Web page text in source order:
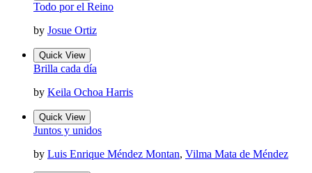
Todo por el Reino
by Josue Ortiz
Quick View
Brilla cada día
by Keila Ochoa Harris
Quick View
Juntos y unidos
by Luis Enrique Méndez Montan, Vilma Mata de Méndez